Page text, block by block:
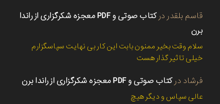
قاسم بلقدر در
کتاب صوتی و PDF معجزه شکرگزاری از راندا
برن
سلام وقت بخیر ممنون بابت این کار بی نهایت سپاسگزارم
خیلی تاثیر گذار هست
فرشاد درکتاب صوتی و PDF معجزه شکرگزاری از راندا برن
عالی سپاس و دیگر هیچ